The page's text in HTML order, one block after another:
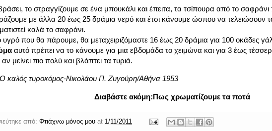
το στραγγίζουμε σε ένα μπουκάλι και έπειτα, τα τσίπουρα από το
με άλλα 20 έως 25 δράμια νερό και έτσι κάνουμε ώσπου να τελειώσουν
καλά το σαφράνι.
υγρό που θα πάρουμε, θα μεταχειριζόμαστε 16 έως 20 δράμια για 100 οκάδες
αυτό πρέπει να το κάνουμε για μια εβδομάδα το χειμώνα και για 3 έως
μείνει πιο πολύ και βλάπτει τα τυριά.
καλός τυροκόμος-Νικολάου Π. Ζυγούρη/Αθήνα 1953
Διαβάστε ακόμη:Πως χρωματίζουμε τα ποτά
από: Φτιάχνω μόνος μου at 1/11/2011